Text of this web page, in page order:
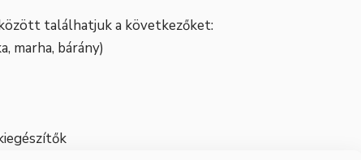
találhatjuk a következőket:
marha, bárány)